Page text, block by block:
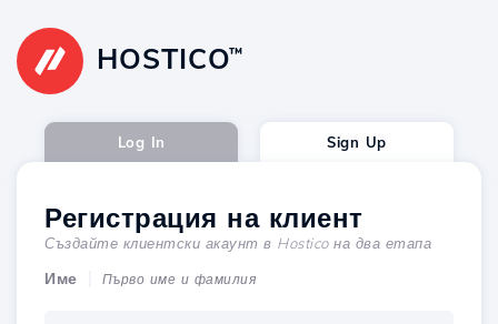
HOSTICO™
Log In Sign Up
Регистрация на клиент
Създайте клиентски акаунт в Hostico на два етапа
Име Първо име и фамилия